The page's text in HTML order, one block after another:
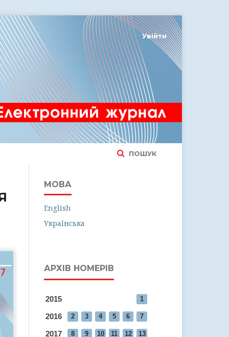
ПОШУК
Увійти
МОВА
English
Українська
АРХІВ НОМЕРІВ
2015 1
2016 2 3 4 5 6 7
2017 8 9 10 11 12 13